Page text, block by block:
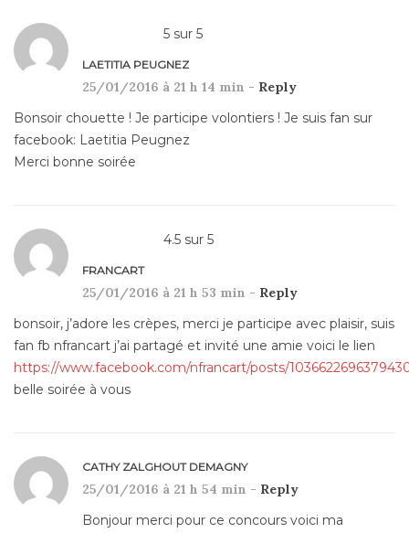
5 sur 5
LAETITIA PEUGNEZ
25/01/2016 à 21 h 14 min - Reply
Bonsoir chouette ! Je participe volontiers ! Je suis fan sur
facebook: Laetitia Peugnez
Merci bonne soirée
4.5 sur 5
FRANCART
25/01/2016 à 21 h 53 min - Reply
bonsoir, j’adore les crèpes, merci je participe avec plaisir, suis
fan fb nfrancart j’ai partagé et invité une amie voici le lien
https://www.facebook.com/nfrancart/posts/
belle soirée à vous
CATHY ZALGHOUT DEMAGNY
25/01/2016 à 21 h 54 min - Reply
Bonjour merci pour ce concours voici ma